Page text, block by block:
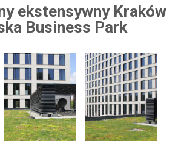
ekstensywny Kraków
Business Park